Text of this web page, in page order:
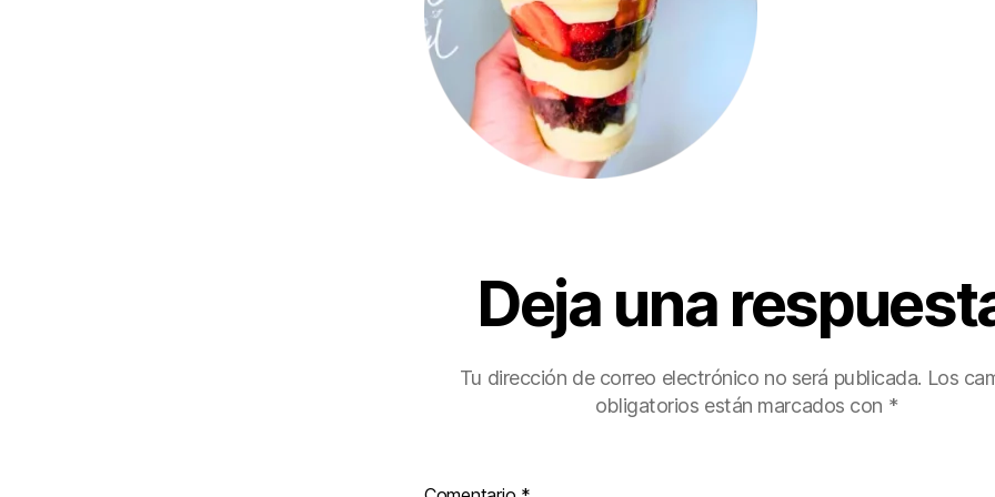
Deja una
Tu dirección de correo electrónico no será publicada. Los
obligatorios están marcados con *